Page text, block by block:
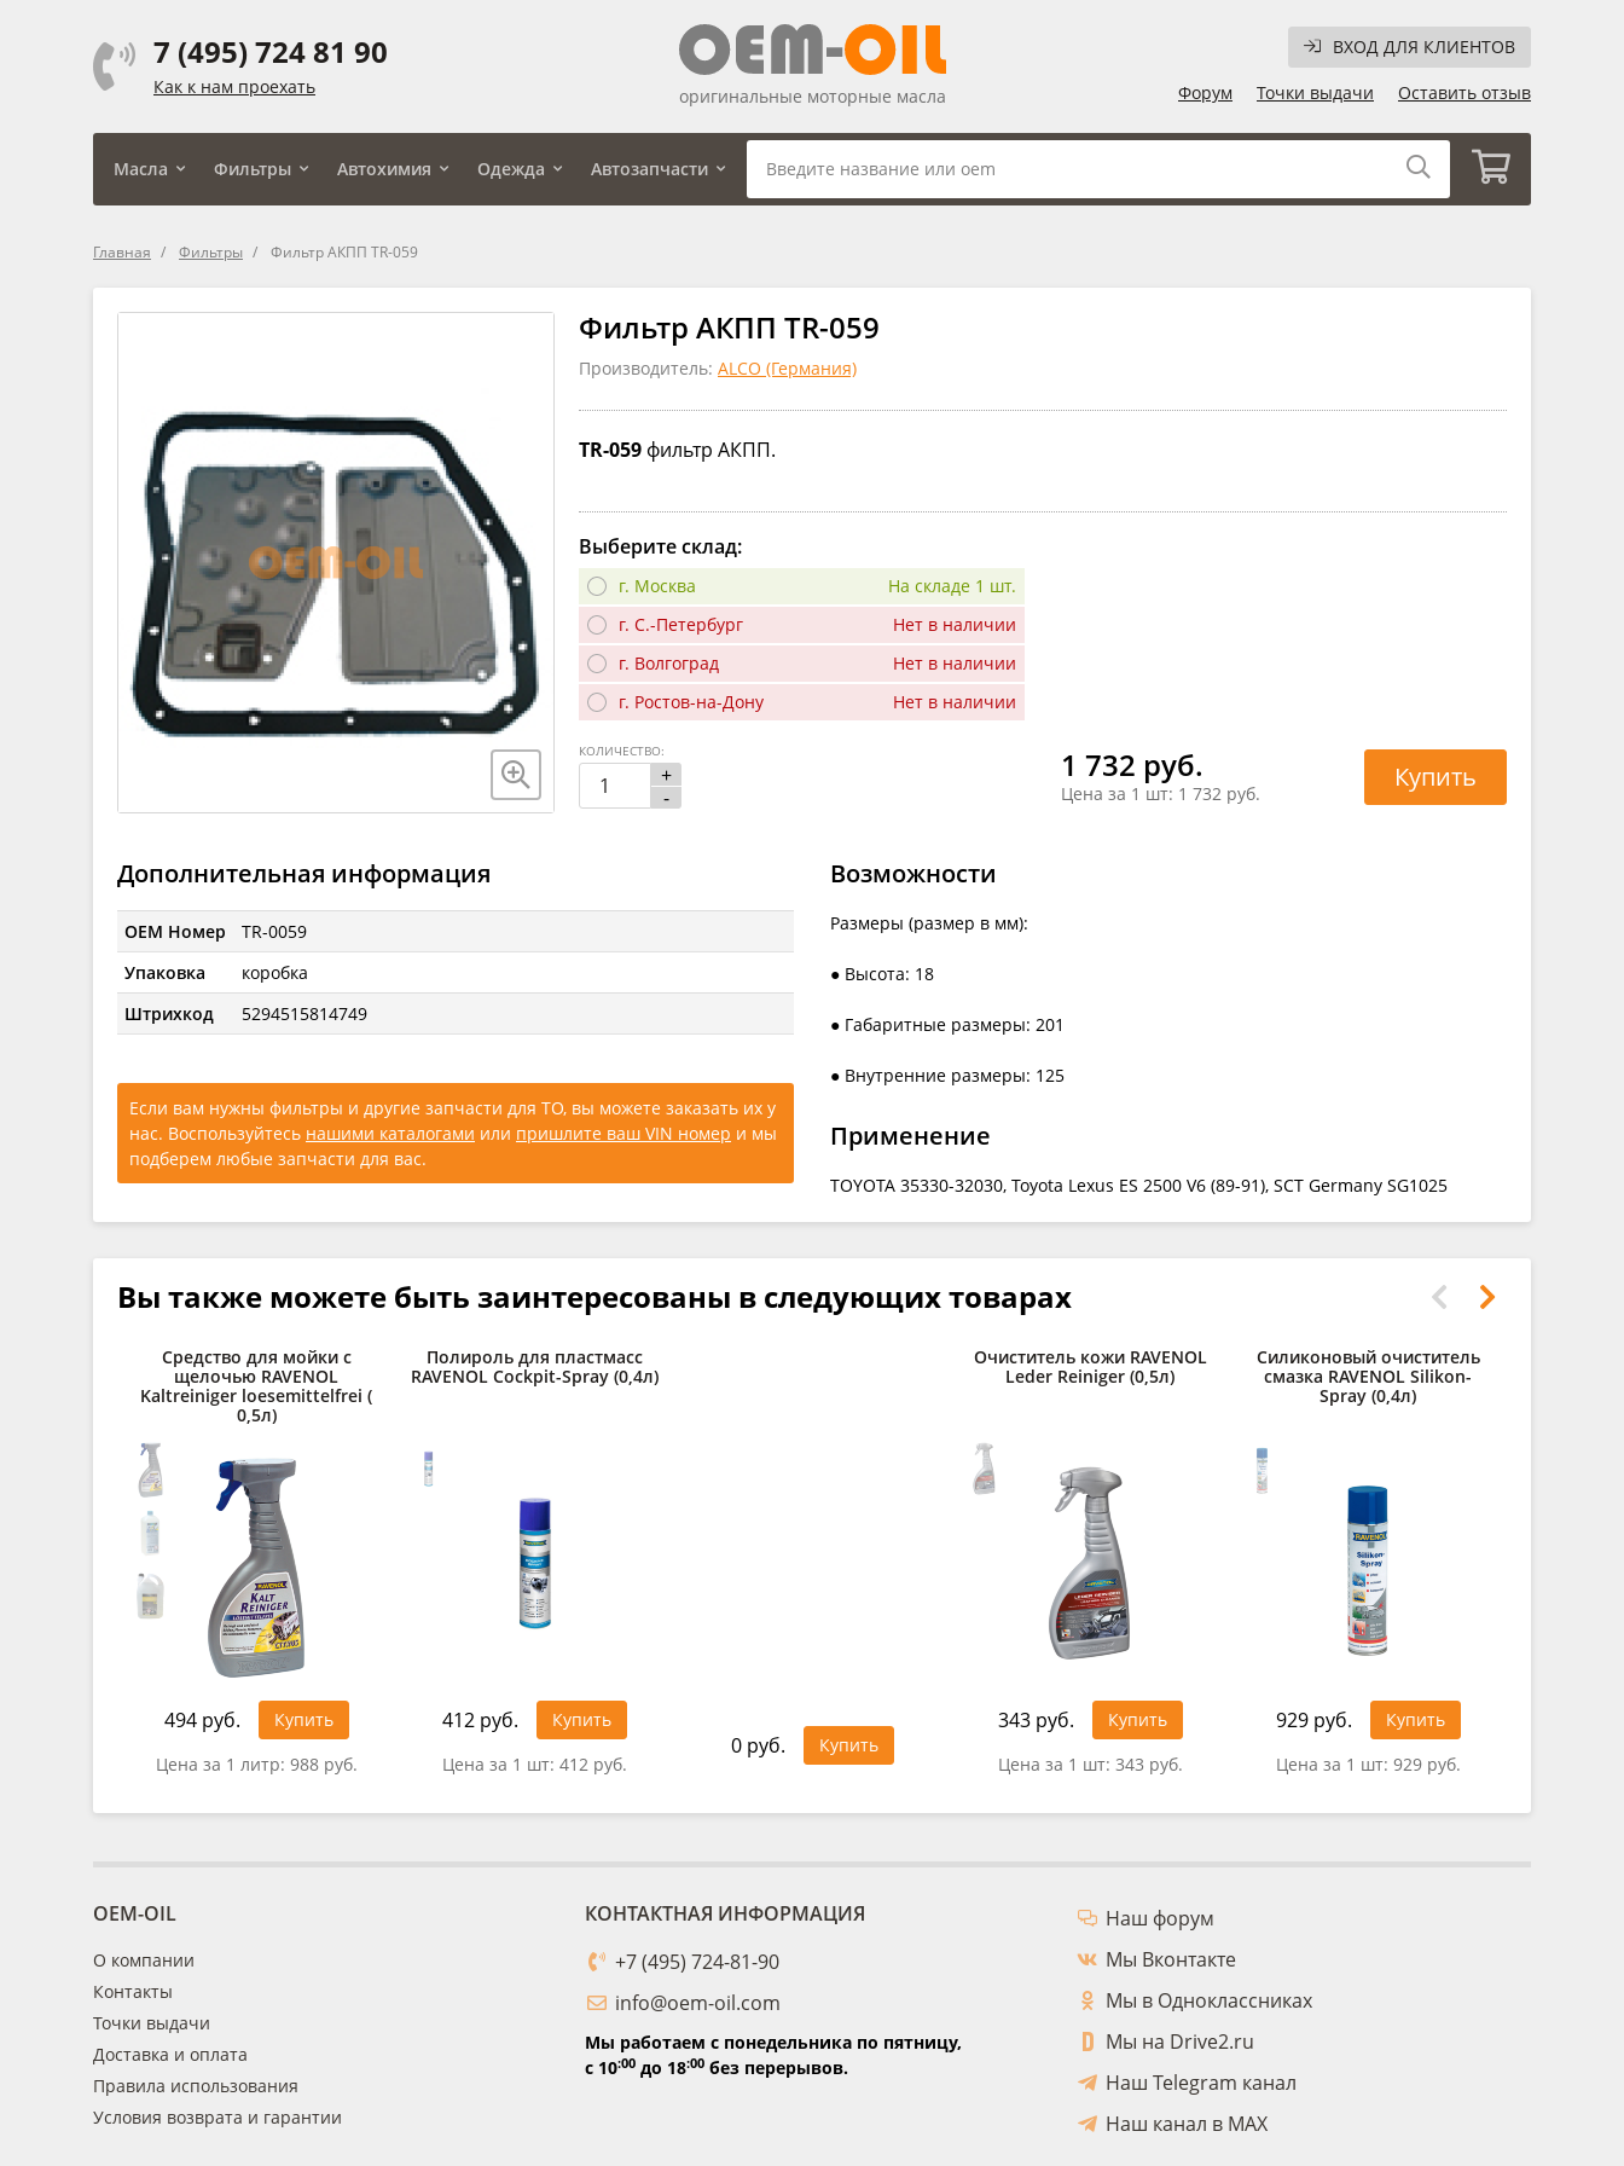
7 (495) 724 81 90
Как к нам проехать
ВХОД ДЛЯ КЛИЕНТОВ
Форум
Точки выдачи Оставить отзыв
оригинальные моторные масла
Масла Фильтры Автохимия Одежда Автозапчасти
Главная Фильтры Фильтр АКПП TR-059
Фильтр АКПП TR-059
Производитель: ALCO (Германия)
TR-059 фильтр АКПП.
Выберите склад:
г. Москва
На складе 1 шт.
г. С.-Петербург
Нет в наличии
г. Волгоград
Нет в наличии
г. Ростов-на-Дону
Нет в наличии
1 732 руб.
Цена за 1 шт: 1 732 руб.
+
-
КОЛИЧЕСТВО:
Купить
Дополнительная информация
OEM Номер
TR-0059
Упаковка
коробка
Штрихкод
5294515814749
Если вам нужны фильтры и другие запчасти для ТО, вы можете заказать их у
нас. Воспользуйтесь нашими каталогами или пришлите ваш VIN номер и мы
подберем любые запчасти для вас.
Возможности
Размеры (размер в мм):
● Высота: 18
● Габаритные размеры: 201
● Внутренние размеры: 125
Применение
TOYOTA 35330-32030, Toyota Lexus ES 2500 V6 (89-91), SCT Germany SG1025
Вы также можете быть заинтересованы в следующих товарах
Средство для мойки с
щелочью RAVENOL
Kaltreiniger loesemittelfrei (
0,5л)
494 руб.
Купить
Цена за 1 литр: 988 руб.
Полироль для пластмасс
RAVENOL Cockpit-Spray (0,4л)
412 руб.
Купить
Цена за 1 шт: 412 руб.
0 руб. Купить
Очиститель кожи RAVENOL
Leder Reiniger (0,5л)
343 руб.
Купить
Цена за 1 шт: 343 руб.
Силиконовый очиститель
смазка RAVENOL Silikon-
Spray (0,4л)
929 руб.
Купить
Цена за 1 шт: 929 руб.
OEM-OIL
О компании
Контакты
Точки выдачи
Доставка и оплата
Правила использования
Условия возврата и гарантии
КОНТАКТНАЯ ИНФОРМАЦИЯ
+7 (495) 724-81-90
info@oem-oil.com
Мы работаем с понедельника по пятницу,
с 10:00до 18:00без перерывов.
Наш форум
Мы Вконтакте
Мы в Одноклассниках
Мы на Drive2.ru
Наш Telegram канал
Наш канал в MAX